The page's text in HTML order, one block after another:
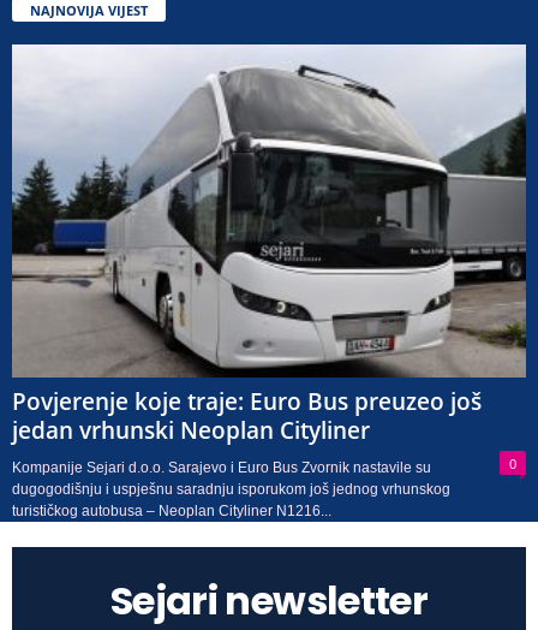
NAJNOVIJA VIJEST
Povjerenje koje traje: Euro Bus preuzeo još
jedan vrhunski Neoplan Cityliner
0
Kompanije Sejari d.o.o. Sarajevo i Euro Bus Zvornik nastavile su
dugogodišnju i uspješnu saradnju isporukom još jednog vrhunskog
turističkog autobusa – Neoplan Cityliner N1216...
Sejari newsletter